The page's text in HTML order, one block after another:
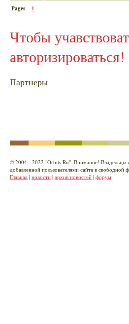
Pages: 1
Чтобы
авторизироваться!
Партнеры
© 2004 - 2022 "Orbits.Ru". Внимание! Владельцы и
добавленной пользователями сайта в свободной
Главная | новости | архив новостей | форум